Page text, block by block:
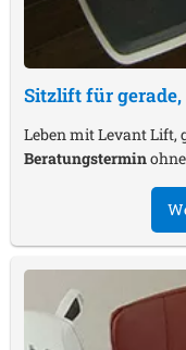
Sitzlift für gerade,
Leben mit Levant Lift,
Beratungstermin